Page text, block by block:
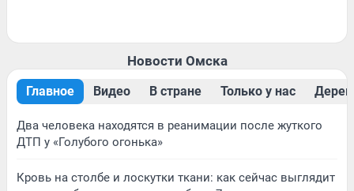
Новости Омска
Главное Видео В стране Только у нас
Два человека находятся в реанимации после жуткого
ДТП у «Голубого огонька»
Кровь на столбе и лоскутки ткани: как сейчас выглядит